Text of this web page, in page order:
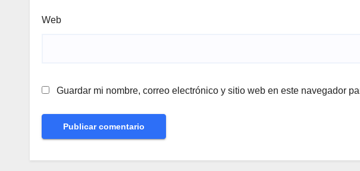
Web
Guardar mi nombre, correo electrónico y sitio web en este navegador